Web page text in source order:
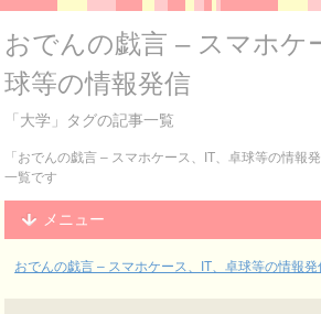
おでんの戯言 – スマホケ
球等の情報発信
「大学」タグの記事一覧
「おでんの戯言 – スマホケース、IT、卓球等の情報
一覧です
メニュー
おでんの戯言 – スマホケース、IT、卓球等の情報発